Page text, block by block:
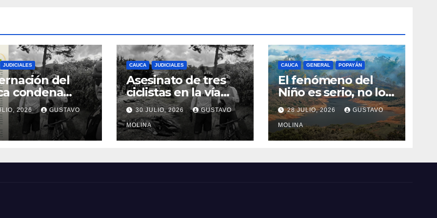
JUDICIALES
del
condena
de tres
y exige
urgentes
2026 GUSTAVO
CAUCA JUDICIALES
Asesinato de tres
ciclistas en la vía
Totoró – Silvia,
genera
consternación en el
Cauca
30 JULIO, 2026 GUSTAVO
MOLINA
CAUCA GENERAL POPAYÁN
El fenómeno del
Niño es serio, no lo
tome a juego
28 JULIO, 2026 GUSTAVO
MOLINA